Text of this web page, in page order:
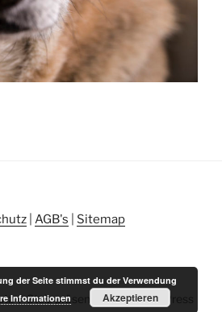
AGB's Sitemap
Stolz präsentiert von WordPress
der Seite stimmst du der Verwendung
Informationen Akzeptieren